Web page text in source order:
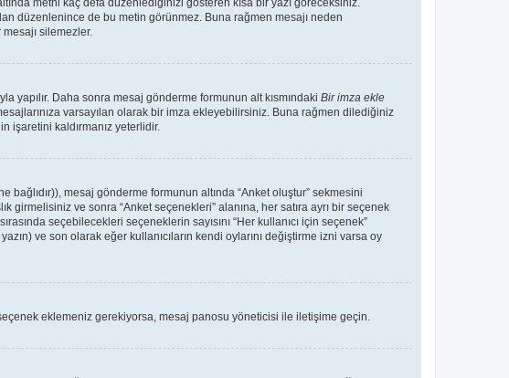
düzenlenince de bu metin görünmez. Buna rağmen mesajı neden
silemezler.
yapılır. Daha sonra mesaj gönderme formunun alt kısmındaki Bir imza ekle
varsayılan olarak bir imza ekleyebilirsiniz. Buna rağmen dilediğiniz
işaretini kaldırmanız yeterlidir.
mesaj gönderme formunun altında “Anket oluştur” sekmesini
girmelisiniz ve sonra “Anket seçenekleri” alanına, her satıra ayrı bir seçenek
seçebilecekleri seçeneklerin sayısını “Her kullanıcı için seçenek”
ve son olarak eğer kullanıcıların kendi oylarını değiştirme izni varsa oy
eklemeniz gerekiyorsa, mesaj panosu yöneticisi ile iletişime geçin.